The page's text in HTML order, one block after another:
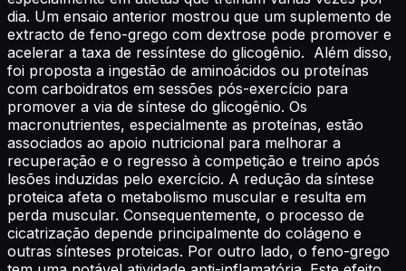
dia. Um ensaio anterior mostrou que um suplemento de
extracto de feno-grego com dextrose pode promover e
acelerar a taxa de ressíntese do glicogênio. Além disso,
foi proposta a ingestão de aminoácidos ou proteínas
com carboidratos em sessões pós-exercício para
promover a via de síntese do glicogênio. Os
macronutrientes, especialmente as proteínas, estão
associados ao apoio nutricional para melhorar a
recuperação e o regresso à competição e treino após
lesões induzidas pelo exercício. A redução da síntese
proteica afeta o metabolismo muscular e resulta em
perda muscular. Consequentemente, o processo de
cicatrização depende principalmente do colágeno e
outras sínteses proteicas. Por outro lado, o feno-grego